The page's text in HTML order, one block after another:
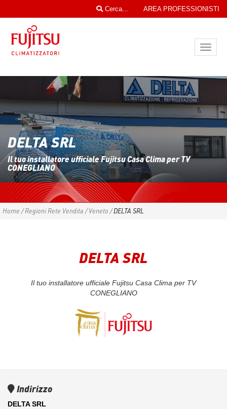
AREA PROFESSIONISTI
Cerca...
DELTA SRL
Il tuo installatore ufficiale Fujitsu Casa Clima per TV
CONEGLIANO
Home /Regioni Rete Vendita /Veneto /DELTA SRL
DELTA SRL
Il tuo installatore ufficiale Fujitsu Casa Clima per TV
CONEGLIANO
Indirizzo
DELTA SRL